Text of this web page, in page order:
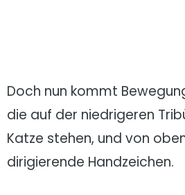
Doch nun kommt
die auf der niedrigeren
Katze stehen, und von
dirigierende Handzeichen.